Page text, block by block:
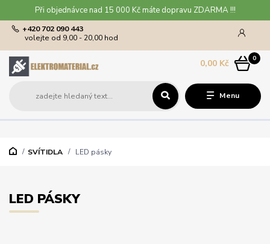
Při objednávce nad 15 000 Kč máte dopravu ZDARMA !!!
Menu
+420 702 090 443
volejte od 9,00 - 20,00 hod
0
0,00 Kč
SVÍTIDLA LED pásky
LED PÁSKY